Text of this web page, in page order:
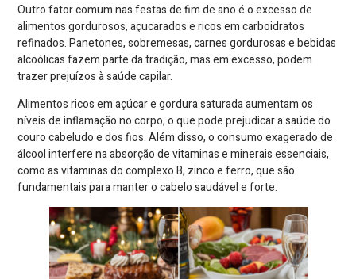
Outro fator comum nas festas de fim de ano é o excesso de
alimentos gordurosos, açucarados e ricos em carboidratos
refinados. Panetones, sobremesas, carnes gordurosas e bebidas
alcoólicas fazem parte da tradição, mas em excesso, podem
trazer prejuízos à saúde capilar.
Alimentos ricos em açúcar e gordura saturada aumentam os
níveis de inflamação no corpo, o que pode prejudicar a saúde do
couro cabeludo e dos fios. Além disso, o consumo exagerado de
álcool interfere na absorção de vitaminas e minerais essenciais,
como as vitaminas do complexo B, zinco e ferro, que são
fundamentais para manter o cabelo saudável e forte.